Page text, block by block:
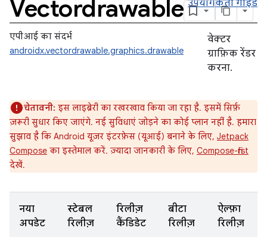
Vectordrawable उपयोगकर्ता गाइड
एपीआई का संदर्भ
androidx.vectordrawable.graphics.drawable
वेक्टर
ग्राफ़िक रेंडर
करना.
चेतावनी: इस लाइब्रेरी का रखरखाव किया जा रहा है. इसमें सिर्फ़
ज़रूरी सुधार किए जाएंगे. नई सुविधाएं जोड़ने का कोई प्लान नहीं है. हमारा
सुझाव है कि Android यूज़र इंटरफ़ेस (यूआई) बनाने के लिए, Jetpack
Compose का इस्तेमाल करें. ज़्यादा जानकारी के लिए, Compose-first
देखें.
नया
अपडेट
स्टेबल
रिलीज़
रिलीज़
कैंडिडेट
बीटा
रिलीज़
ऐल्फ़ा
रिलीज़